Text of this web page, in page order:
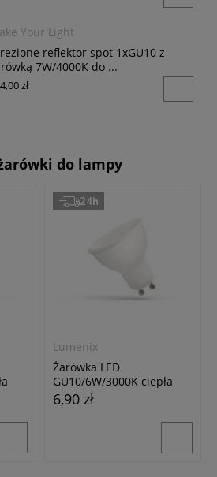
Your Light
reflektor spot 1xGU10 z
7W/4000K do ...
zł
do lampy
Lumenix
Żarówka LED
GU10/6W/3000K ciepła
biała
24h
6,90 zł